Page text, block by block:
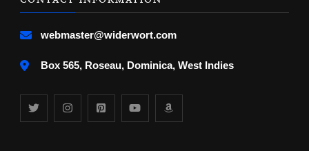
webmaster@widerwort.com
Box 565, Roseau, Dominica, West Indies